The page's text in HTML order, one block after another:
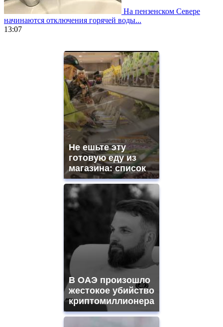
На пензенском Севере
начинаются отключения горячей воды...
13:07
https://gradewatches.to/
https://www.replicasrelojes.to/
Не ешьте эту
готовую еду из
магазина: список
В ОАЭ произошло
жестокое убийство
криптомиллионера